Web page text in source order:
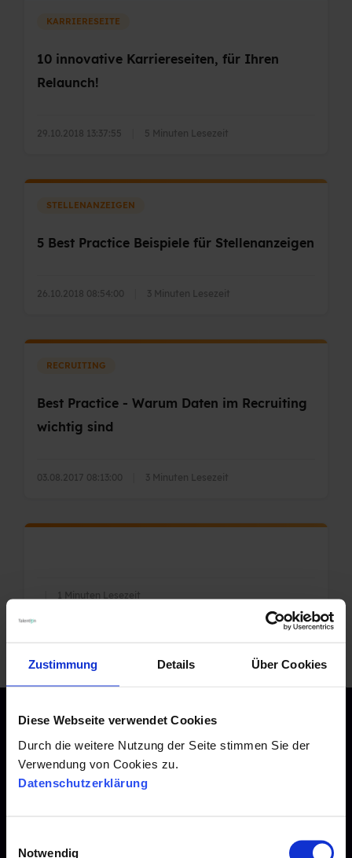
Zustimmung Details Über Cookies
Diese Webseite verwendet Cookies
Durch die weitere Nutzung der Seite stimmen Sie der
Verwendung von Cookies zu.
Datenschutzerklärung
Notwendig
KARRIERESEITE
10 innovative Karriereseiten, für Ihren
Relaunch!
29.10.2018 13:37:55 5 Minuten Lesezeit
STELLENANZEIGEN
5 Best Practice Beispiele für Stellenanzeigen
26.10.2018 08:54:00 3 Minuten Lesezeit
RECRUITING
Best Practice - Warum Daten im Recruiting
wichtig sind
03.08.2017 08:13:00 3 Minuten Lesezeit
1 Minuten Lesezeit
Kontakt